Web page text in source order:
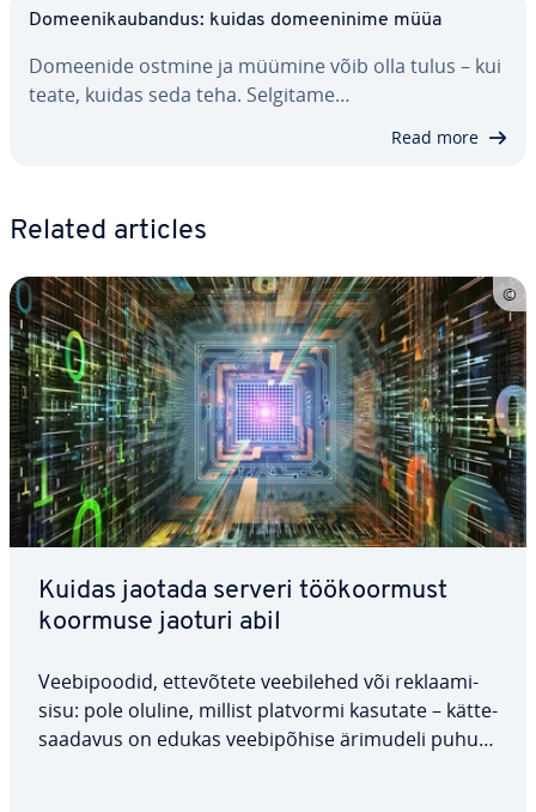
Do­mee­ni­kau­ban­dus: kuidas do­mee­ninime müüa
Domeenide ostmine ja müümine võib olla tulus – kui
teate, kuidas seda teha. Selgitame…
Read more
Related articles
Kuidas jaotada serveri töö­koor­must
koormuse jaoturi abil
Vee­bi­poo­did, et­te­võ­tete vee­bi­le­hed või rek­laa­mi­
sisu: pole oluline, millist platvormi kasutate – kät­te­
saa­da­vus on edukas vee­bi­põ­hise ärimudeli puhul